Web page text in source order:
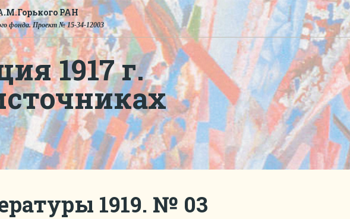
РАН
фонда. Проект № 15-34-12003
1917 г.
1919. № 03